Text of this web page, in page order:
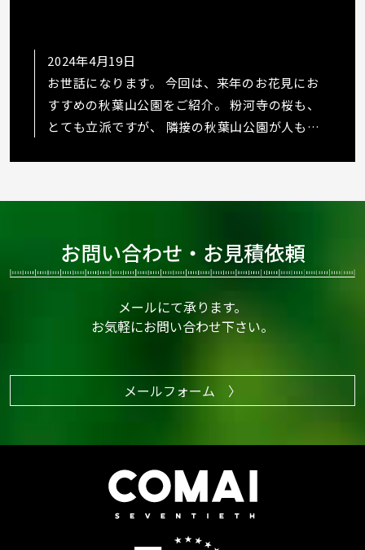
2024年4月19日
お世話になります。 今回は、来年のお花見にお
すすめの秋葉山公園をご紹介。 粉河寺の桜も、
とても立派ですが、 隣接の秋葉山公園が人も少
お問い合わせ・お見積依頼
メールにて承ります。
お気軽にお問い合わせ下さい。
メールフォーム 〉